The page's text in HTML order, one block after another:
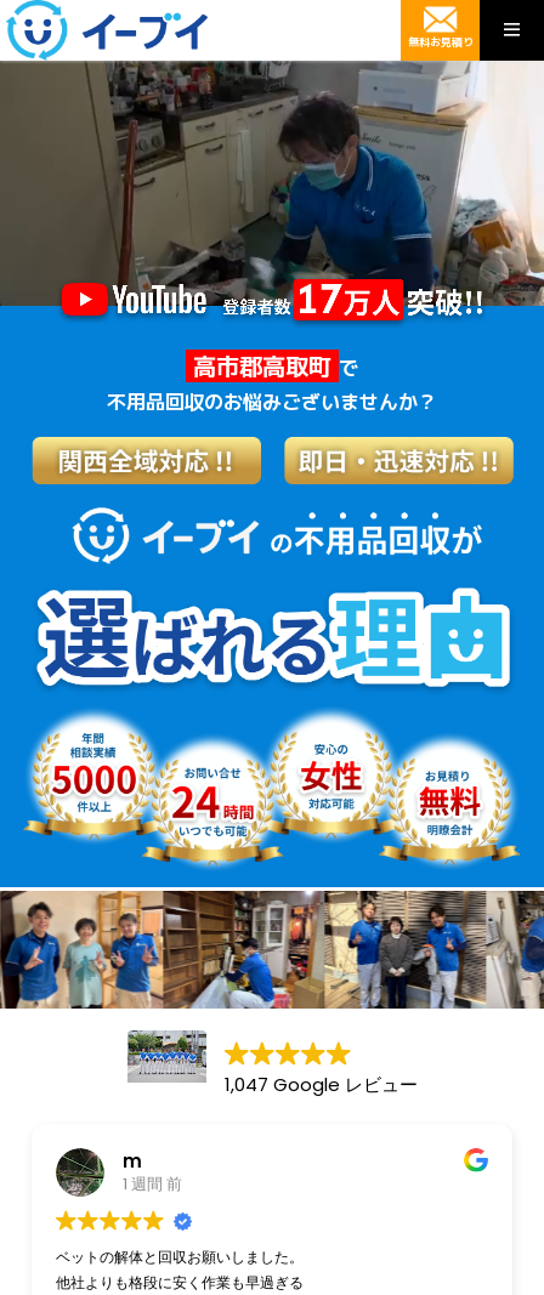
無料お見積り
高市郡高取町 で
不用品回収のお悩みございませんか？
1,047 Google レビュー
m
1 週間 前
ベットの解体と回収お願いしました。
他社よりも格段に安く作業も早過ぎる